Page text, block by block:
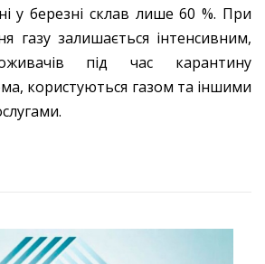
у березні склав лише 60 %. При
газу залишається інтенсивним,
під час карантину
користуються газом та іншими